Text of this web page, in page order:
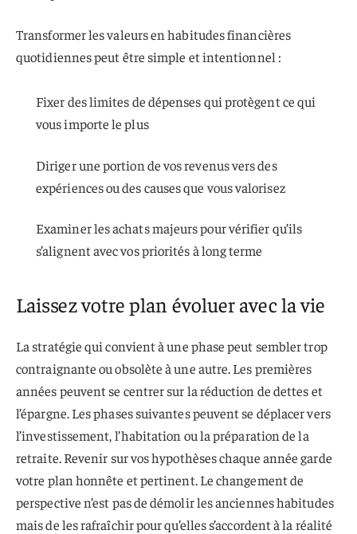
Transformer les valeurs en habitudes financières
quotidiennes peut être simple et intentionnel :
Fixer des limites de dépenses qui protègent ce qui
vous importe le plus
Diriger une portion de vos revenus vers des
expériences ou des causes que vous valorisez
Examiner les achats majeurs pour vérifier qu’ils
s’alignent avec vos priorités à long terme
Laissez votre plan évoluer avec la vie
La stratégie qui convient à une phase peut sembler trop
contraignante ou obsolète à une autre. Les premières
années peuvent se centrer sur la réduction de dettes et
l’épargne. Les phases suivantes peuvent se déplacer vers
l’investissement, l’habitation ou la préparation de la
retraite. Revenir sur vos hypothèses chaque année garde
votre plan honnête et pertinent. Le changement de
perspective n’est pas de démolir les anciennes habitudes
mais de les rafraîchir pour qu’elles s’accordent à la réalité